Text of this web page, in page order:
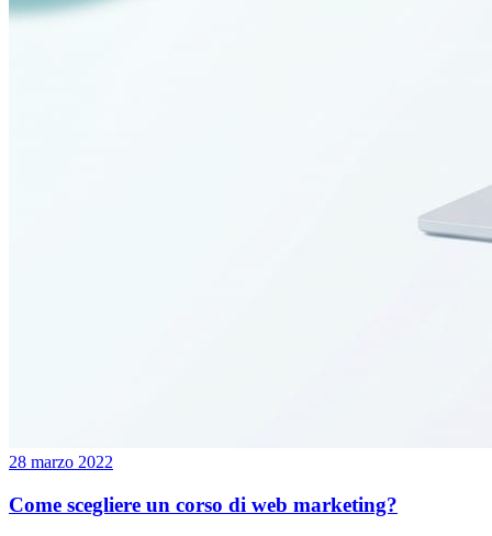
28 marzo 2022
Come scegliere un corso di web marketing?